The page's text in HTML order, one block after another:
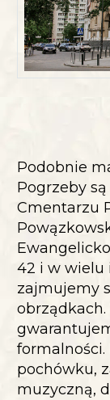
Podobnie
Pogrzeby
Cmentarzu
42 i w wielu
zajmujemy
formalności.
pochówku,
muzyczną,